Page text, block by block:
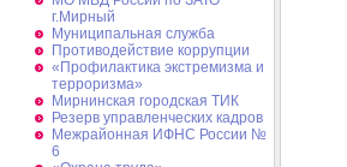
г.Мирный
Муниципальная cлужба
Противодействие коррупции
«Профилактика экстремизма и
терроризма»
Мирнинская городская ТИК
Резерв управленческих кадров
Межрайонная ИФНС России №
6